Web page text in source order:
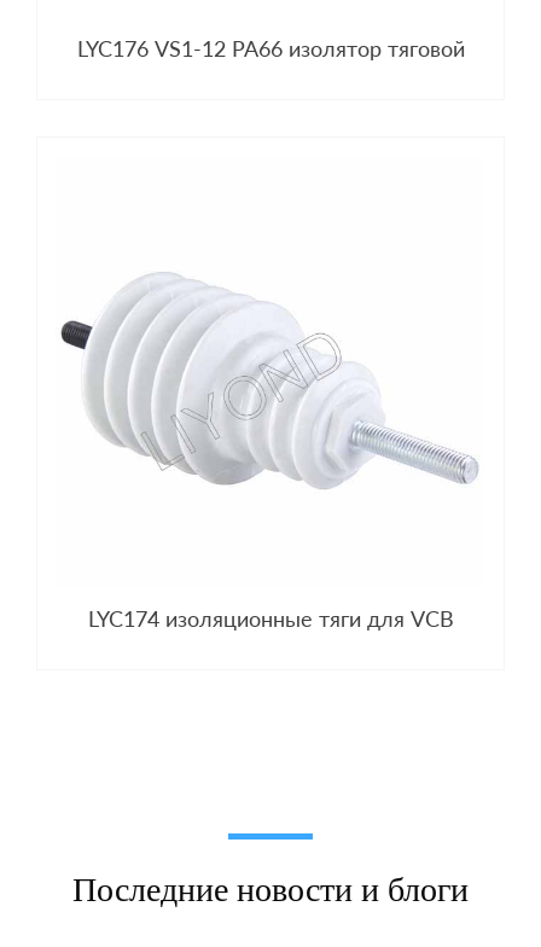
LYC176 VS1-12 PA66 изолятор тяговой
LYC174 изоляционные тяги для VCB
Последние новости и блоги